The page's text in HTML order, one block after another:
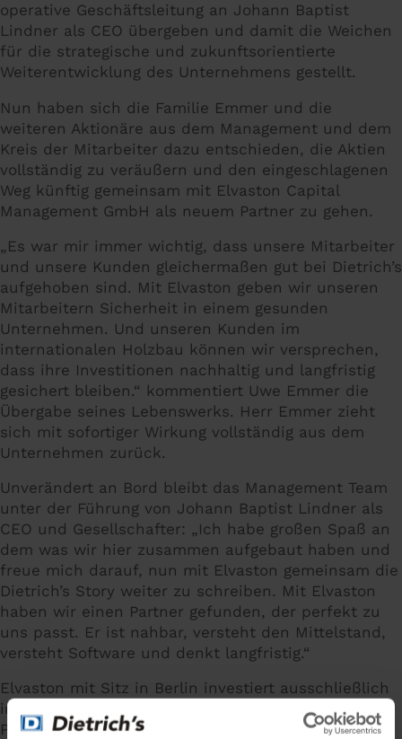
operative Geschäftsleitung an Johann Baptist
Lindner als CEO übergeben und damit die Weichen
für die strategische und zukunftsorientierte
Weiterentwicklung des Unternehmens gestellt.
Nun haben sich die Familie Emmer und die
weiteren Aktionäre aus dem Management und dem
Kreis der Mitarbeiter dazu entschieden, die Aktien
vollständig zu veräußern und den eingeschlagenen
Weg künftig gemeinsam mit Elvaston Capital
Management GmbH als neuem Partner zu gehen.
„Es war mir immer wichtig, dass unsere Mitarbeiter
und unsere Kunden gleichermaßen gut bei Dietrich’s
aufgehoben sind. Mit Elvaston geben wir unseren
Mitarbeitern Sicherheit in einem gesunden
Unternehmen. Und unseren Kunden im
internationalen Holzbau können wir versprechen,
dass ihre Investitionen nachhaltig und langfristig
gesichert bleiben.“ kommentiert Uwe Emmer die
Übergabe seines Lebenswerks. Herr Emmer zieht
sich mit sofortiger Wirkung vollständig aus dem
Unternehmen zurück.
Unverändert an Bord bleibt das Management Team
unter der Führung von Johann Baptist Lindner als
CEO und Gesellschafter: „Ich habe großen Spaß an
dem was wir hier zusammen aufgebaut haben und
freue mich darauf, nun mit Elvaston gemeinsam die
Dietrich’s Story weiter zu schreiben. Mit Elvaston
haben wir einen Partner gefunden, der perfekt zu
uns passt. Er ist nahbar, versteht den Mittelstand,
versteht Software und denkt langfristig.“
Elvaston mit Sitz in Berlin investiert ausschließlich
in der D.A.CH. Region und hat derzeit etwa 60
Portfoliounternehmen mit Technologie als